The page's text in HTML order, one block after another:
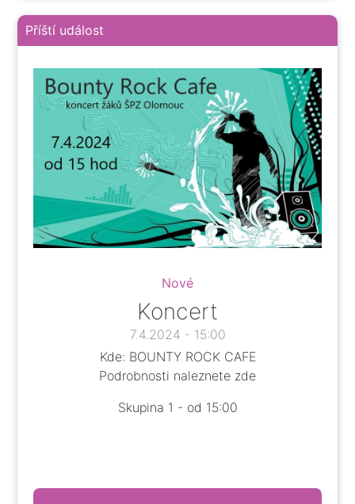
Příští událost
Nové
Koncert
7.4.2024 - 15:00
Kde: BOUNTY ROCK CAFE
Podrobnosti naleznete zde
Skupina 1 - od 15:00